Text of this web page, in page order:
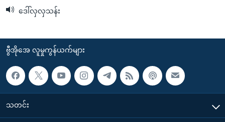
ဒေါ်လှလှသန်း
ဗွီအိုအေ လူမှုကွန်ယက်များ
သတင်း